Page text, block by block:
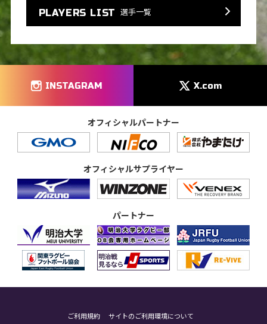
PLAYERS LIST 選手一覧
INSTAGRAM X.com
オフィシャルパートナー
オフィシャルサプライヤー
パートナー
ご利用規約 サイトのご利用環境について